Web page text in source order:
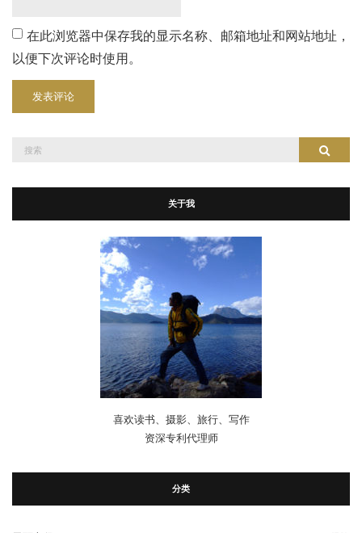
在此浏览器中保存我的显示名称、邮箱地址和网站地址，
以便下次评论时使用。
搜索
关于我
喜欢读书、摄影、旅行、写作
资深专利代理师
分类